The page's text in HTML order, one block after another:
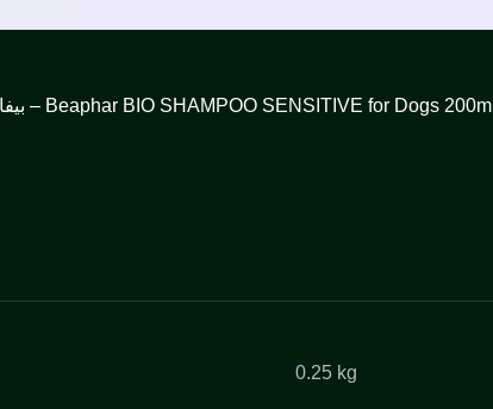
بيفار بايو شامبو بالأعشاب والعنب للكلاب الحساسة 200 مل – Beaphar BIO SHAMPOO SENSITIVE for Dogs 200ml
0.25 kg